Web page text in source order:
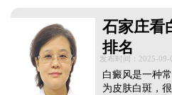
石家庄看
排名
发布时间：2025-09-
白癜风是一种
为皮肤白斑，